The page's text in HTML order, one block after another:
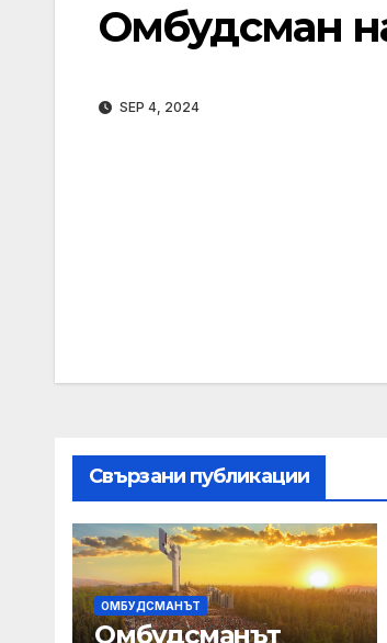
Омбудсман
SEP 4, 2024
Свързани публикации
ОМБУДСМАНЪТ
Омбудсманът